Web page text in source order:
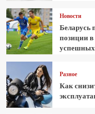
Новости
Беларусь
позиции
успешных
Разное
Как